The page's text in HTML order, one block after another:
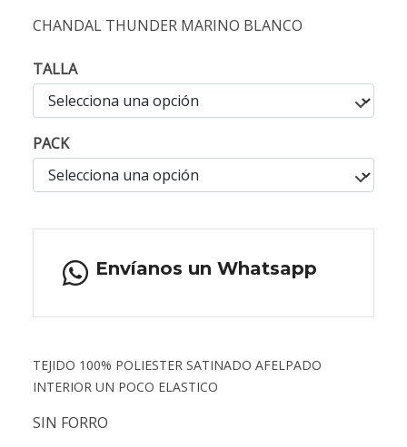
CHANDAL THUNDER MARINO BLANCO
TALLA
PACK
Envíanos un Whatsapp
TEJIDO 100% POLIESTER SATINADO AFELPADO
INTERIOR UN POCO ELASTICO
SIN FORRO